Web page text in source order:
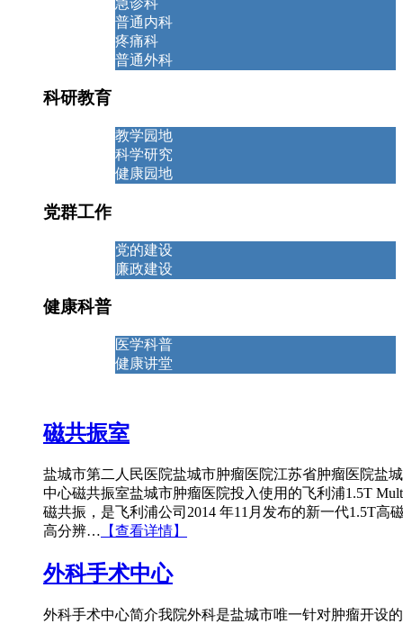
普通内科
疼痛科
普通外科
科研教育
教学园地
科学研究
健康园地
党群工作
党的建设
廉政建设
健康科普
医学科普
健康讲堂
磁共振室
盐城市第二人民医院盐城市肿瘤医院江苏省肿瘤医院盐
中心磁共振室盐城市肿瘤医院投入使用的飞利浦1.5T
磁共振，是飞利浦公司2014 年11月发布的新一代1.5T高
高分辨… 【查看详情】
外科手术中心
外科手术中心简介我院外科是盐城市唯一针对肿瘤开设